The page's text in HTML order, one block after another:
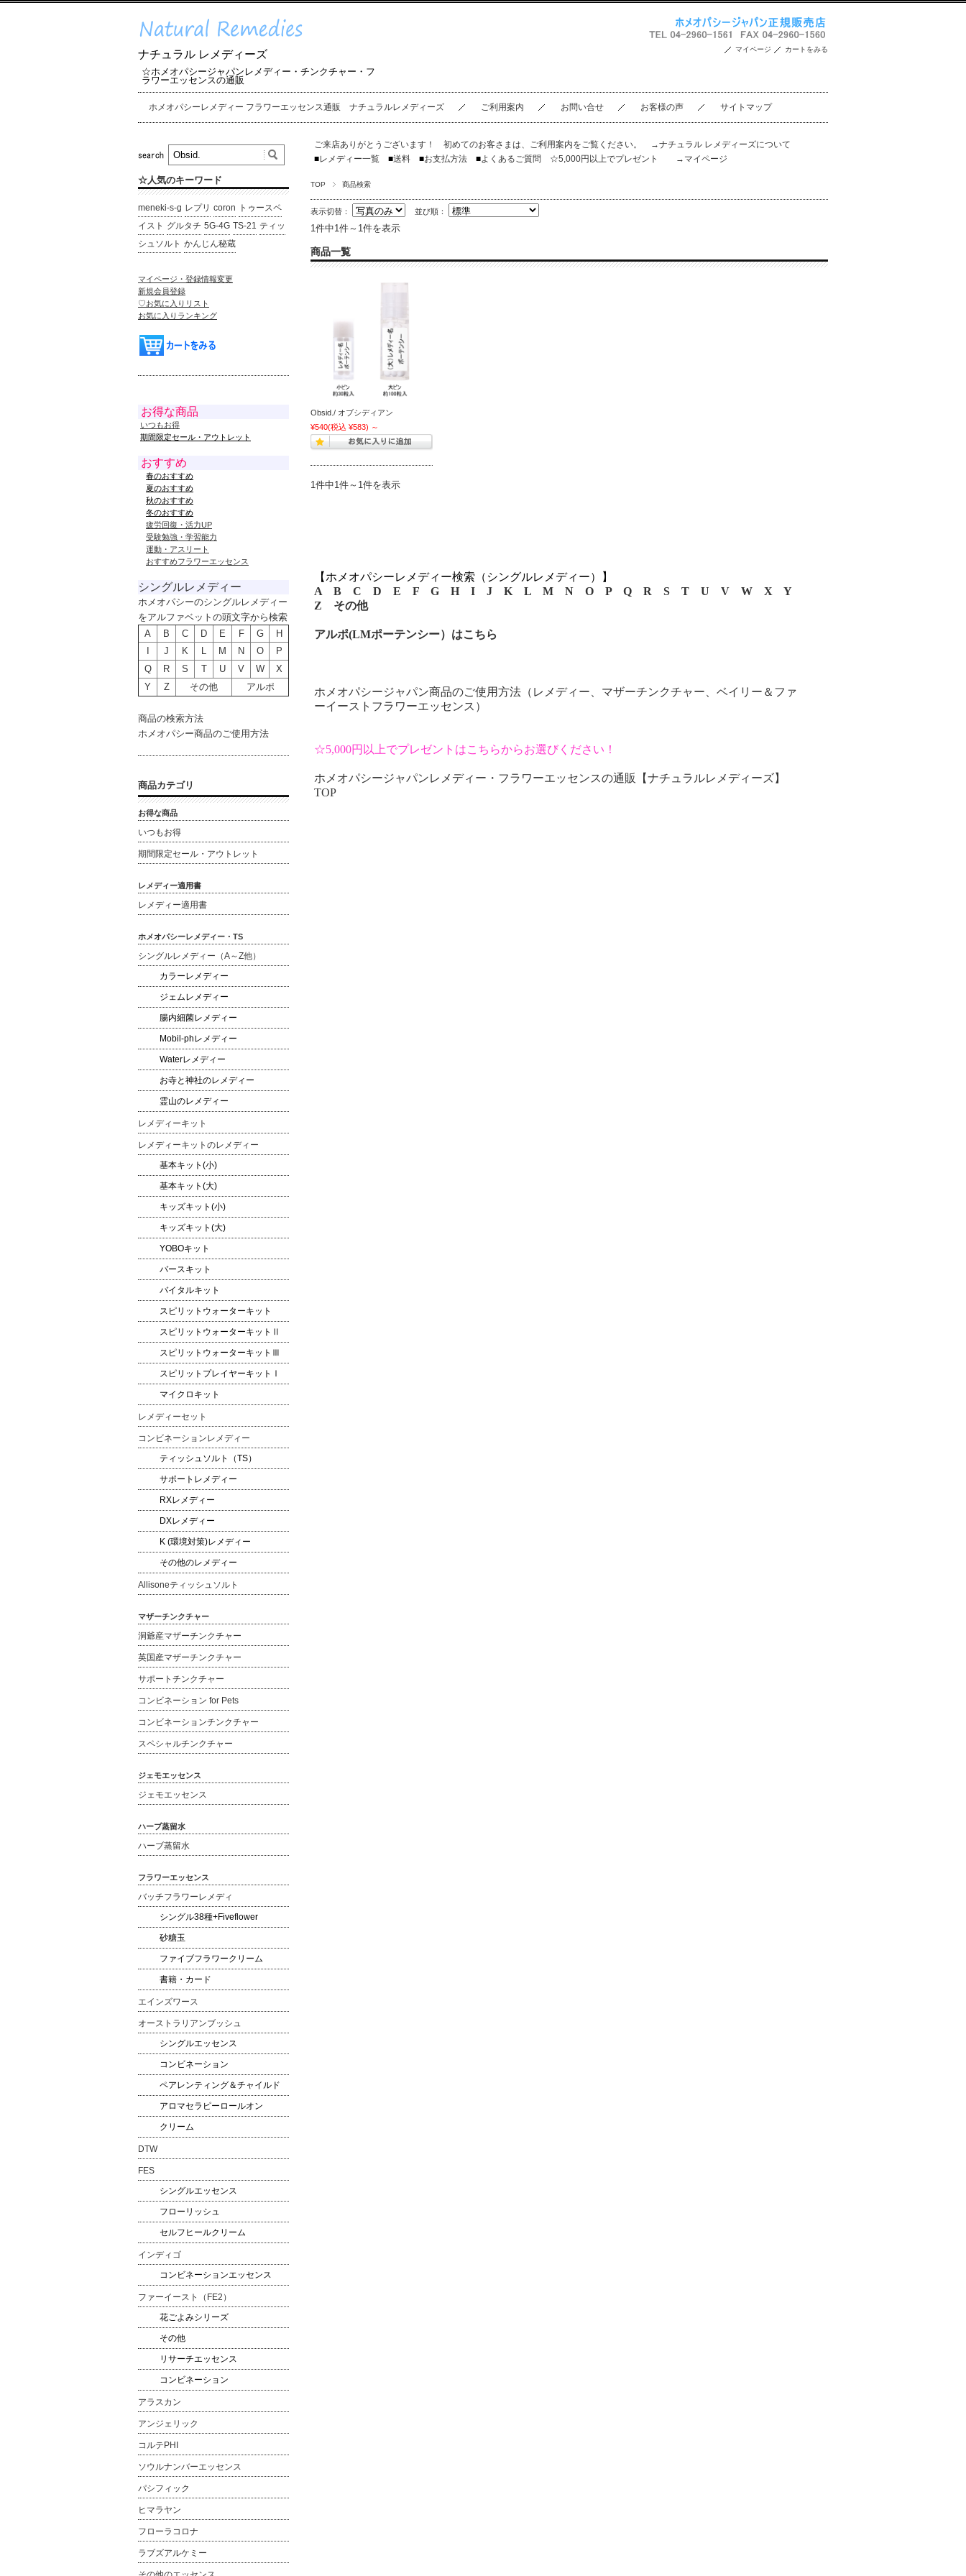
ナチュラル レメディーズ
☆ホメオパシージャパンレメディー・チンクチャー・フ
ラワーエッセンスの通販
マイページ カートをみる
ホメオパシーレメディー フラワーエッセンス通販 ナチュラルレメディーズ ご利用案内 お問い合せ お客様の声 サイトマップ
ご来店ありがとうございます！ 初めてのお客さまは、 ご利用案内をご覧ください。
→ナチュラル レメディーズについて
■レメディー一覧 ■送料 ■お支払方法 ■よくあるご質問 ☆5,000円以上でプレゼント →マイページ
TOP 商品検索
表示切替： 並び順：
1件中1件～1件を表示
商品一覧
Obsid./ オブシディアン
¥540(税込 ¥583) ～
1件中1件～1件を表示
【ホメオパシーレメディー検索（シングルレメディー）】
A
B C D E F G H I J K L M N O P Q R S T U V W X
Y
Z
その他
アルポ(LMポーテンシー）はこちら
ホメオパシージャパン商品のご使用方法（レメディー、マザーチンクチャー、ベイリー＆ファ
ーイーストフラワーエッセンス）
☆5,000円以上でプレゼントはこちらからお選びください！
ホメオパシージャパンレメディー・フラワーエッセンスの通販【ナチュラルレメディーズ】
TOP
☆人気のキーワード
meneki-s-g レプリ coron
トゥースペ
イスト グルタチ 5G-4G TS-21 ティッ
シュソルト かんじん秘蔵
マイページ・登録情報変更
新規会員登録
♡お気に入りリスト
お気に入りランキング
お得な商品
いつもお得
期間限定セール・アウトレット
おすすめ
春のおすすめ
夏のおすすめ
秋のおすすめ
冬のおすすめ
疲労回復・活力UP
受験勉強・学習能力
運動・アスリート
おすすめフラワーエッセンス
シングルレメディー
ホメオパシーのシングルレメディー
をアルファベットの頭文字から検索
A
B C D E F G
H
J K L M N O
P
Q
R S T U V W
X
Y
Z その他 アルポ
商品の検索方法
ホメオパシー商品のご使用方法
商品カテゴリ
お得な商品
いつもお得
期間限定セール・アウトレット
レメディー適用書
レメディー適用書
ホメオパシーレメディー・TS
シングルレメディー（A～Z他）
カラーレメディー
ジェムレメディー
腸内細菌レメディー
Mobil-phレメディー
Waterレメディー
お寺と神社のレメディー
霊山のレメディー
レメディーキット
レメディーキットのレメディー
基本キット(小)
基本キット(大)
キッズキット(小)
キッズキット(大)
YOBOキット
バースキット
バイタルキット
スピリットウォーターキット
スピリットウォーターキットⅡ
スピリットウォーターキットⅢ
スピリットプレイヤーキットⅠ
マイクロキット
レメディーセット
コンビネーションレメディー
ティッシュソルト（TS）
サポートレメディー
RXレメディー
DXレメディー
K (環境対策)レメディー
その他のレメディー
Allisoneティッシュソルト
マザーチンクチャー
洞爺産マザーチンクチャー
英国産マザーチンクチャー
サポートチンクチャー
コンビネーション for Pets
コンビネーションチンクチャー
スペシャルチンクチャー
ジェモエッセンス
ジェモエッセンス
ハーブ蒸留水
ハーブ蒸留水
フラワーエッセンス
バッチフラワーレメディ
シングル38種+Fiveflower
砂糖玉
ファイブフラワークリーム
書籍・カード
エインズワース
オーストラリアンブッシュ
シングルエッセンス
コンビネーション
ペアレンティング＆チャイルド
アロマセラピーロールオン
クリーム
DTW
FES
シングルエッセンス
フローリッシュ
セルフヒールクリーム
インディゴ
コンビネーションエッセンス
ファーイースト（FE2）
花ごよみシリーズ
その他
リサーチエッセンス
コンビネーション
アラスカン
アンジェリック
コルテPHI
ソウルナンバーエッセンス
パシフィック
ヒマラヤン
フローラコロナ
ラブズアルケミー